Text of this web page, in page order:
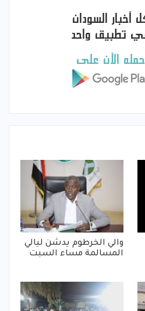
والي الخرطوم يدشن ليالي
المسالمة مساء السبت